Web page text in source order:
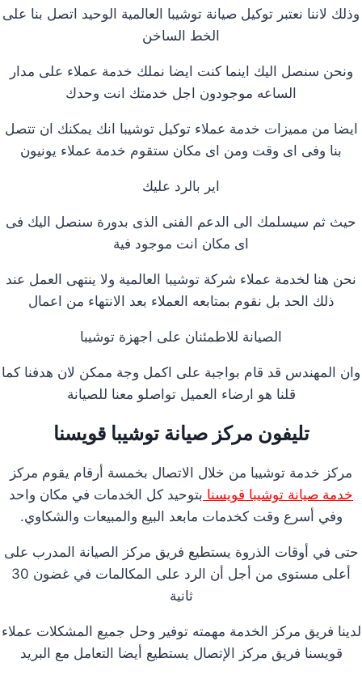
وذلك لاننا نعتبر توكيل صيانة توشيبا العالمية الوحيد اتصل بنا على
الخط الساخن
ونحن سنصل اليك اينما كنت ايضا نملك خدمة عملاء على مدار
الساعه موجودون اجل خدمتك انت وحدك
ايضا من مميزات خدمة عملاء توكيل توشيبا انك يمكنك ان تتصل
بنا وفى اى وقت ومن اى مكان ستقوم خدمة عملاء يونيون
اير بالرد عليك
حيث ثم سيسلمك الى الدعم الفنى الذى بدورة سنصل اليك فى
اى مكان انت موجود فية
نحن هنا لخدمة عملاء شركة توشيبا العالمية ولا ينتهى العمل عند
ذلك الحد بل نقوم بمتابعه العملاء بعد الانتهاء من اعمال
الصيانة للاطمئنان على اجهزة توشيبا
وان المهندس قد قام بواجبة على اكمل وجة ممكن لان هدفنا كما
قلنا هو ارضاء العميل تواصلو معنا للصيانة
تليفون مركز صيانة توشيبا قويسنا
مركز خدمة توشيبا من خلال الاتصال بخمسة أرقام يقوم مركز
خدمة صيانة توشيبا قويسنا بتوحيد كل الخدمات في مكان واحد
وفي أسرع وقت كخدمات مابعد البيع والمبيعات والشكاوي.
حتى في أوقات الذروة يستطيع فريق مركز الصيانة المدرب على
أعلى مستوى من أجل أن الرد على المكالمات في غضون 30
ثانية
لدينا فريق مركز الخدمة مهمته توفير وحل جميع المشكلات عملاء
قويسنا فريق مركز الإتصال يستطيع أيضا التعامل مع البريد